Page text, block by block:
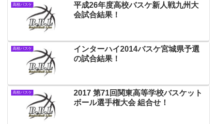
高校バスケ
平成26年度高校バスケ新人戦九州大
会試合結果！
高校バスケ
インターハイ2014バスケ宮城県予選
の試合結果！
高校バスケ
2017 第71回関東高等学校バスケット
ボール選手権大会 組合せ！